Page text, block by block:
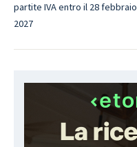
partite IVA entro il 28 febbraio
2027